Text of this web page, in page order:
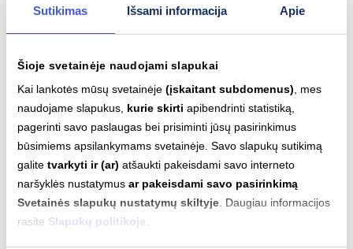
Sutikimas Išsami informacija Apie
Šioje svetainėje naudojami slapukai
Kai lankotės mūsų svetainėje(įskaitant subdomenus), mes
naudojame slapukus, kurie skirti apibendrinti statistiką,
pagerinti savo paslaugas bei prisiminti jūsų pasirinkimus
būsimiems apsilankymams svetainėje. Savo slapukų sutikimą
galitetvarkyti ir (ar) atšaukti pakeisdami savo interneto
naršyklės nustatymusar pakeisdami savo pasirinkimą
Svetainės slapukų nustatymų skiltyje. Daugiau informacijos
rasite Slapukų politikoje.
Birželio ateities didmeninės elektros energijos
kontraktai rodo, kad vidutinė elektros kaina Lietuvoje
gali siekti apie 68,04 Eur/MWh. Žemesnį kainų lygį
turėtų palaikyti sezoniškai auganti saulės generacija,